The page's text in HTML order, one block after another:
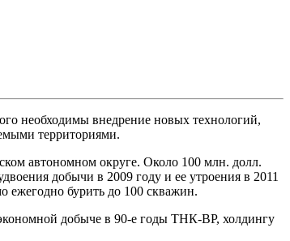
необходимы внедрение новых технологий,
территориями.
автономном округе. Около 100 млн. долл.
добычи в 2009 году и ее утроения в 2011
ежегодно бурить до 100 скважин.
добыче в 90-е годы ТНК-ВР, холдингу